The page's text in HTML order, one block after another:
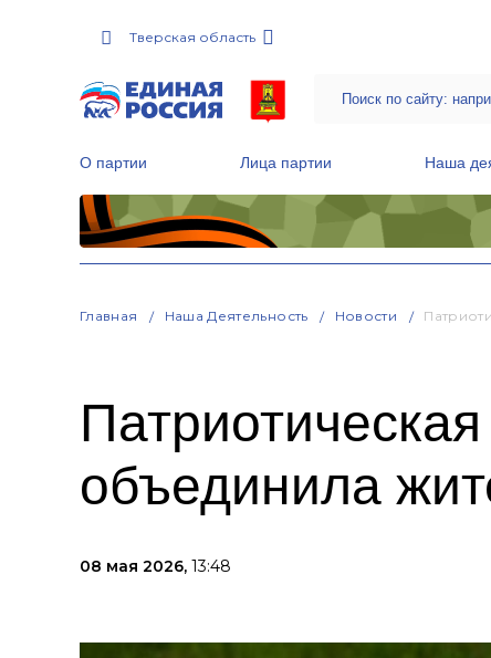
Тверская область
О партии Лица партии Наша
Главная Наша Деятельность Новости
объединила
08 мая 2026, 13:48